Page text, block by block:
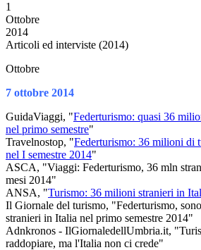
1
Ottobre
2014
Articoli ed interviste (2014)
Ottobre
7 ottobre 2014
GuidaViaggi, "Federturismo: quasi 36
nel primo semestre"
Travelnostop, "Federturismo: 36 milioni di
nel I semestre 2014"
ASCA, "Viaggi: Federturismo, 36 mln
mesi 2014"
ANSA, "Turismo: 36 milioni stranieri in
Il Giornale del turismo, "Federturismo,
stranieri in Italia nel primo semestre 2014"
Adnkronos - IlGiornaledellUmbria.it,
raddopiare, ma l'Italia non ci crede"